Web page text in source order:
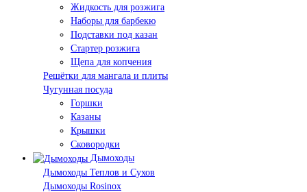
Жидкость для розжига
Наборы для барбекю
Подставки под казан
Стартер розжига
Щепа для копчения
Решётки для мангала и плиты
Чугунная посуда
Горшки
Казаны
Крышки
Сковородки
Дымоходы
Дымоходы Теплов и Сухов
Дымоходы Rosinox